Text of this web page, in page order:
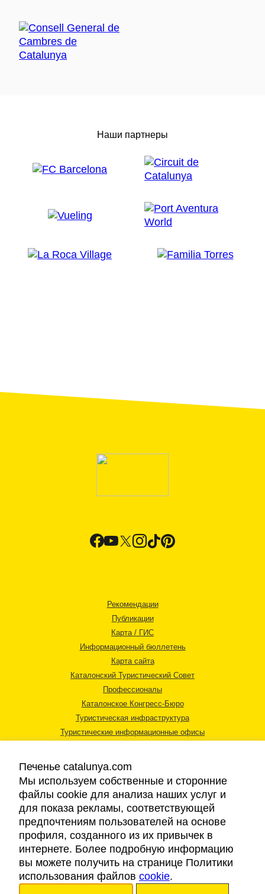
Наши партнеры
Рекомендации
Публикации
Карта / ГИС
Информационный бюллетень
Карта сайта
Каталонский Туристический Совет
Профессионалы
Каталонское Конгресс-Бюро
Туристическая инфраструктура
Туристические информационные офисы
Правовая информация
Cookies
Доступность
Печенье catalunya.com
Мы используем собственные и сторонние
файлы cookie для анализа наших услуг и
для показа рекламы, соответствующей
предпочтениям пользователей на основе
профиля, созданного из их привычек в
интернете. Более подробную информацию
вы можете получить на странице Политики
использования файлов cookie.